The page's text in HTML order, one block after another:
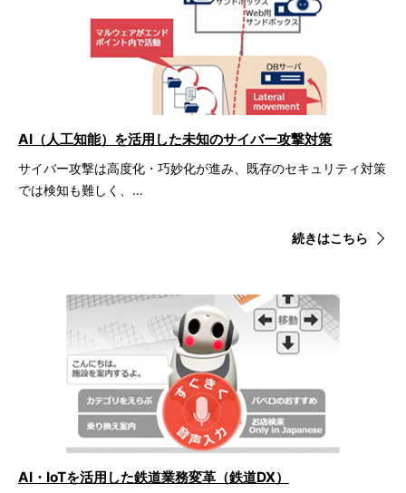
サイバー攻撃は高度化・巧妙化が進み、既存のセキュリティ対策
では検知も難しく、…
続きはこちら
AI（人工知能）を活用した未知のサイバー攻撃対策
AI・IoTを活用した鉄道業務変革（鉄道DX）